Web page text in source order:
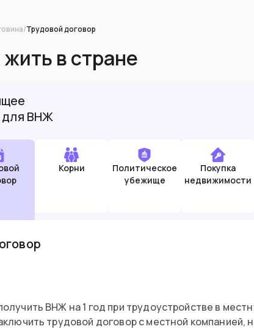
/Трудовой договор
в стране
для ВНЖ
Корни
Политическое
убежище
Покупка
недвижимости
ВНЖ на 1 год при трудоустройстве в
трудовой договор с местной